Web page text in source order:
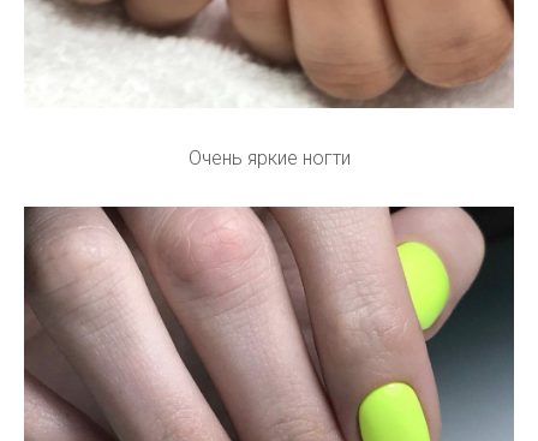
Очень яркие ногти